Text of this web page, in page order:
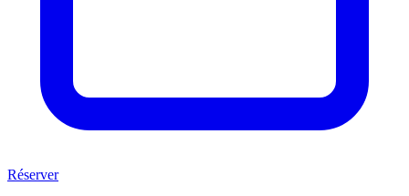
Réserver